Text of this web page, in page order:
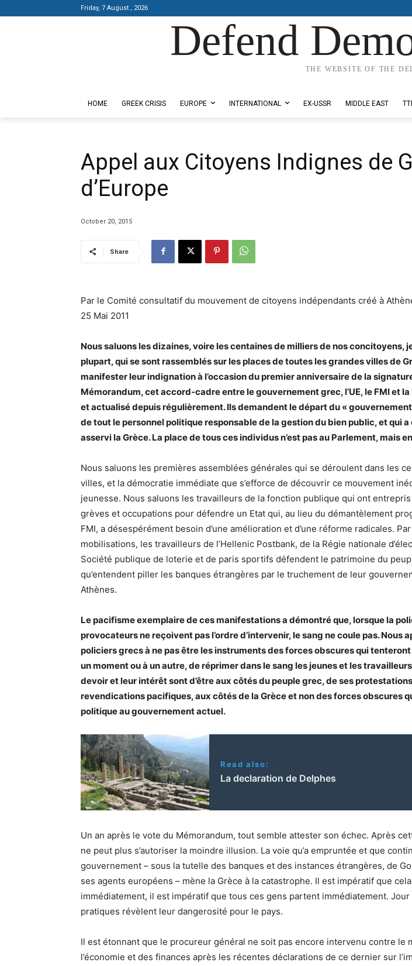
Friday, 7 August , 2026
Defend
THE WEBSITE OF THE
HOME GREEK CRISIS EUROPE INTERNATIONAL EX-USSR MIDDLE EAST
Αppel aux Citoyens Indignes de
d’Europe
October 20, 2015
Share
Par le Comité consultatif du mouvement de citoyens indépendants créé à
25 Mai 2011
Nous saluons les dizaines, voire les centaines de milliers de nos concitoyens,
plupart, qui se sont rassemblés sur les places de toutes les grandes villes de
manifester leur indignation à l’occasion du premier anniversaire de la
Mémorandum, cet accord-cadre entre le gouvernement grec, l’UE, le FMI et la
et actualisé depuis régulièrement. Ils demandent le départ du «
de tout le personnel politique responsable de la gestion du bien public, et qui
asservi la Grèce. La place de tous ces individus n’est pas au Parlement, mais
Nous saluons les premières assemblées générales qui se déroulent dans les
villes, et la démocratie immédiate que s’efforce de découvrir ce mouvement
jeunesse. Nous saluons les travailleurs de la fonction publique qui ont
grèves et occupations pour défendre un Etat qui, au lieu du démantèlement
FMI, a désespérément besoin d’une amélioration et d’une réforme radicales.
mobilisations, les travailleurs de l’Hellenic Postbank, de la Régie nationale
Société publique de loterie et de paris sportifs défendent le patrimoine du
qu’entendent piller les banques étrangères par le truchement de leur
Athènes.
Le pacifisme exemplaire de ces manifestations a démontré que, lorsque la
provocateurs ne reçoivent pas l’ordre d’intervenir, le sang ne coule pas. Nous
policiers grecs à ne pas être les instruments des forces obscures qui
un moment ou à un autre, de réprimer dans le sang les jeunes et les
devoir et leur intérêt sont d’être aux côtés du peuple grec, de ses
revendications pacifiques, aux côtés de la Grèce et non des forces obscures
politique au gouvernement actuel.
Read also:
La declaration de Delphes
Un an après le vote du Mémorandum, tout semble attester son échec. Après
ne peut plus s’autoriser la moindre illusion. La voie qu’a empruntée et que
gouvernement – sous la tutelle des banques et des instances étrangères, de
ses agents européens – mène la Grèce à la catastrophe. Il est impératif que
immédiatement, il est impératif que tous ces gens partent immédiatement.
pratiques révèlent leur dangerosité pour le pays.
Il est étonnant que le procureur général ne soit pas encore intervenu contre le
l’économie et des finances après les récentes déclarations de ce dernier sur